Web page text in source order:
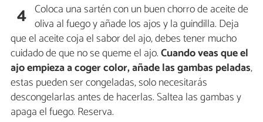
4 Coloca una sartén con un buen chorro de aceite de
oliva al fuego y añade los ajos y la guindilla. Deja
que el aceite coja el sabor del ajo, debes tener mucho
cuidado de que no se queme el ajo.Cuando veas que el
ajo empieza a coger color, añade las gambas peladas,
estas pueden ser congeladas, solo necesitarás
descongelarlas antes de hacerlas. Saltea las gambas y
apaga el fuego. Reserva.